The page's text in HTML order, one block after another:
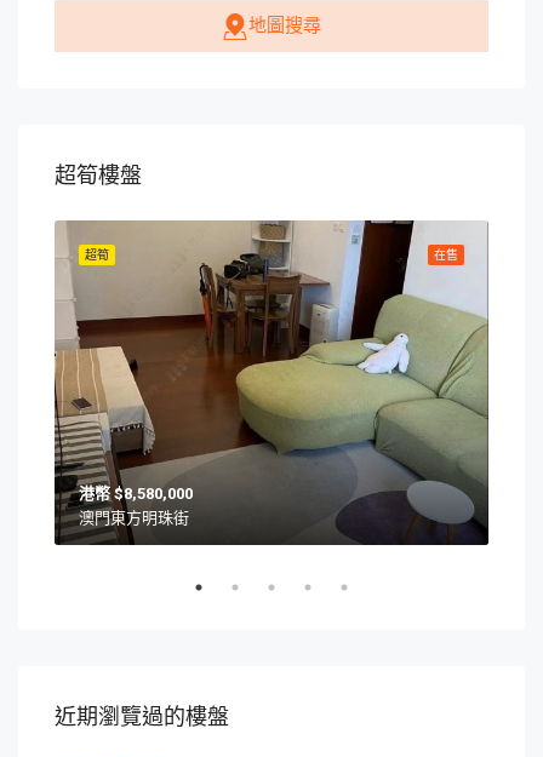
地圖搜尋
超筍樓盤
在售
超筍
$8,580,000
澳門東方明珠街
近期瀏覽過的樓盤